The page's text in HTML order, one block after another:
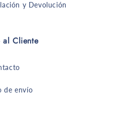
y Devolución
al Cliente
de envío